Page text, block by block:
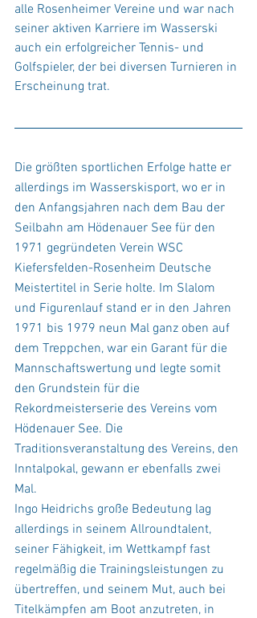
alle Rosenheimer Vereine und war nach
seiner aktiven Karriere im Wasserski
auch ein erfolgreicher Tennis- und
Golfspieler, der bei diversen Turnieren in
Erscheinung trat.
Die größten sportlichen Erfolge hatte er
allerdings im Wasserskisport, wo er in
den Anfangsjahren nach dem Bau der
Seilbahn am Hödenauer See für den
1971 gegründeten Verein WSC
Kiefersfelden-Rosenheim Deutsche
Meistertitel in Serie holte. Im Slalom
und Figurenlauf stand er in den Jahren
1971 bis 1979 neun Mal ganz oben auf
dem Treppchen, war ein Garant für die
Mannschaftswertung und legte somit
den Grundstein für die
Rekordmeisterserie des Vereins vom
Hödenauer See. Die
Traditionsveranstaltung des Vereins, den
Inntalpokal, gewann er ebenfalls zwei
Mal.
Ingo Heidrichs große Bedeutung lag
allerdings in seinem Allroundtalent,
seiner Fähigkeit, im Wettkampf fast
regelmäßig die Trainingsleistungen zu
übertreffen, und seinem Mut, auch bei
Titelkämpfen am Boot anzutreten, in